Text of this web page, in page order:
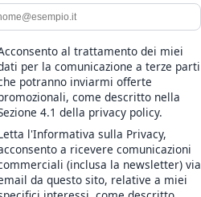
al trattamento dei miei
per la comunicazione a terze parti
potranno inviarmi offerte
come descritto nella
4.1 della privacy policy.
l'Informativa sulla Privacy,
a ricevere comunicazioni
(inclusa la newsletter) via
da questo sito, relative a miei